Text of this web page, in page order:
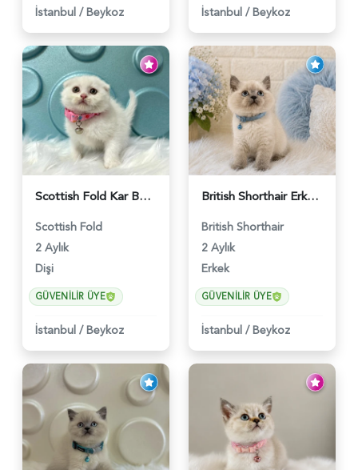
İstanbul / Beykoz İstanbul / Beykoz
Scottish Fold Kar Beyazı Dişi 2 Aylık - 2980
Scottish Fold
2 Aylık
Dişi
GÜVENILIR ÜYE
İstanbul / Beykoz
British Shorthair Erkek Bluepoint 2 Aylık - 4448
British Shorthair
2 Aylık
Erkek
GÜVENILIR ÜYE
İstanbul / Beykoz